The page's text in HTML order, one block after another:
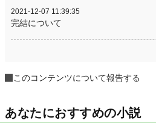
2021-12-07 11:39:35
完結について
このコンテンツについて報告する
あなたにおすすめの小説